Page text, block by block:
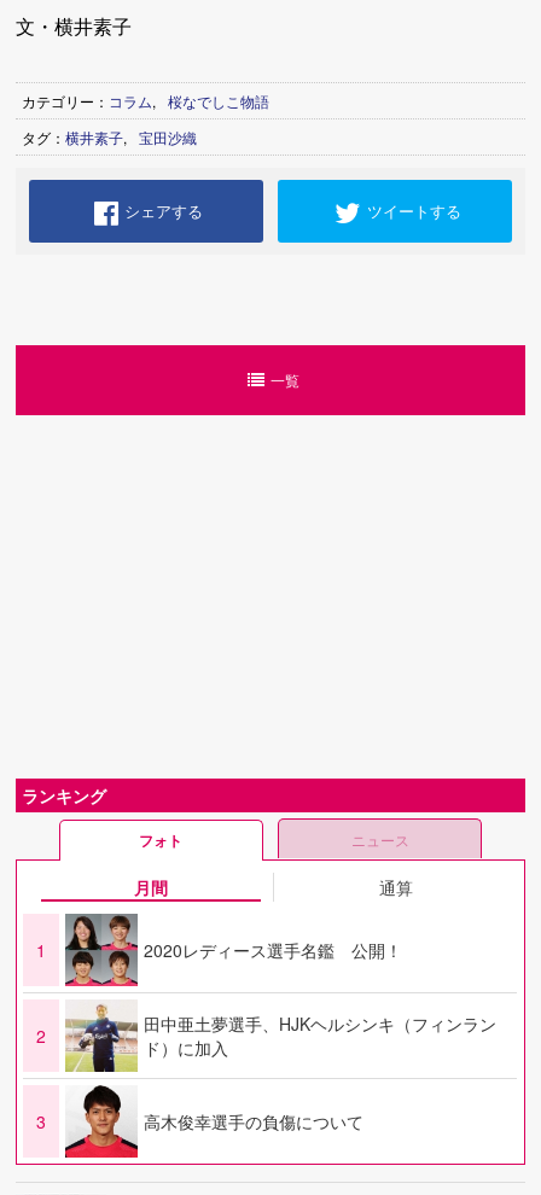
文・横井素子
カテゴリー： コラム,
桜なでしこ物語
タグ：横井素子, 宝田沙織
シェアする ツイートする
一覧
ランキング
フォト ニュース
月間 通算
1 2020レディース選手名鑑 公開！
2
田中亜土夢選手、HJKヘルシンキ（フィンラン
ド）に加入
3 高木俊幸選手の負傷について